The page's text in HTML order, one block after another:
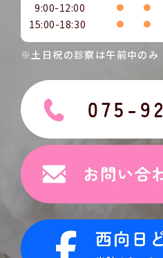
9:00-12:00 ● ●
15:00-18:30 ● ●
※土日祝の診察は午前中のみ